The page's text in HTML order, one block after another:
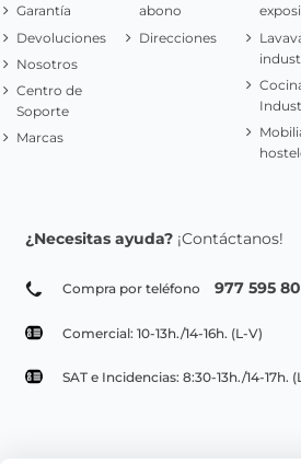
Garantía
Devoluciones
Nosotros
Centro de
Soporte
Marcas
abono
Direcciones
¿Necesitas ayuda? ¡Contáctanos!
Compra por teléfono 977 595
Comercial: 10-13h./14-16h. (L-V)
SAT e Incidencias: 8:30-13h./14-17h.